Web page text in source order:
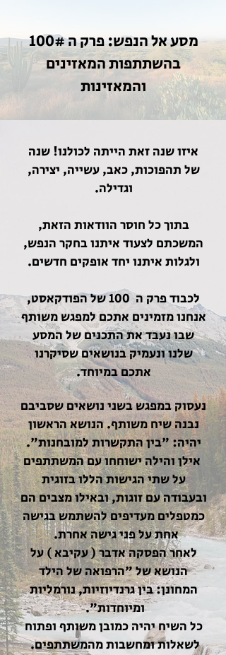
מסע אל הנפש: פרק ה 100#
בהשתתפות המאזינים
והמאזינות
איזו שנה זאת הייתה לכולנו! שנה
של תהפוכות, כאב, עשייה, יצירה,
וגדילה.
בתוך כל חוסר הוודאות הזאת,
המשכתם לצעוד איתנו בחקר הנפש,
ולגלות איתנו יחד אופקים חדשים.​
לכבוד פרק ה 100 של הפודקאסט,
אנחנו מזמינים אתכם למפגש משותף
שבו נעבד את התכנים של המסע
שלנו ונעמיק בנושאים שסיקרנו
אתכם במיוחד.
נעסוק במפגש בשני נושאים שסביבם
נבנה שיח משותף. הנושא הראשון
יהיה: "בין התקשרות למובחנות".
אילן והילה ישוחחו עם המשתתפים
על שתי הגישות הללו בזוגית
ובעבודה עם זוגות, ובאילו מצבים הם
כמטפלים מעדיפים להשתמש בגישה
אחת על פני גישה אחרת.
לאחר הפסקה אדבר ( עקיבא ) על
הנושא של "הרפואה של הילד
המחונן: בין גרנדיוזיות, נורמליות
ומיוחדות".
כל השיח יהיה כמובן משותף ופתוח
לשאלות ומחשבות מהמשתתפים.